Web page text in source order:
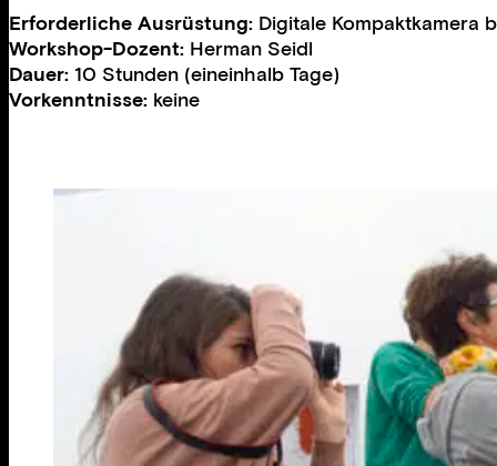
Erforderliche Ausrüstung: Digitale Kompaktkamera
Workshop-Dozent: Herman Seidl
Dauer: 10 Stunden (eineinhalb Tage)
Vorkenntnisse: keine